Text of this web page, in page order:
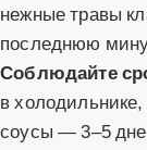
нежные травы
последнюю
Соблюдайте
в
соусы — 3–5